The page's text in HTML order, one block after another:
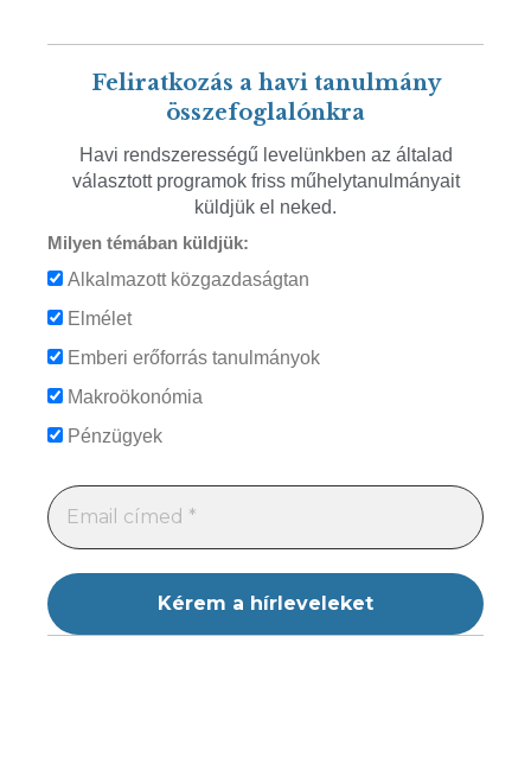
Feliratkozás a havi tanulmány
összefoglalónkra
Havi rendszerességű levelünkben az általad
választott programok friss műhelytanulmányait
küldjük el neked.
Milyen témában küldjük:
Alkalmazott közgazdaságtan
Elmélet
Emberi erőforrás tanulmányok
Makroökonómia
Pénzügyek